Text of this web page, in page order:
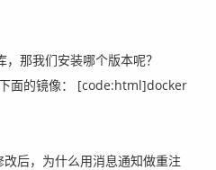
那我们安装哪个版本呢？
面的镜像： [code:html]docker
后，为什么用消息通知做重注